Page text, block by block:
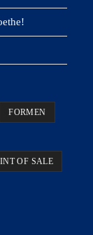
FORMEN
OF SALE